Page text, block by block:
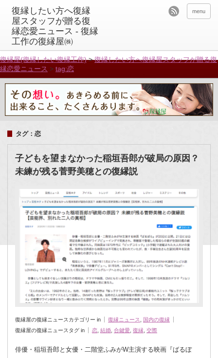
menu
復縁屋(復縁したい復縁工作)>復縁したい方へ復縁屋スタッフが贈る復
縁恋愛ニュース > tag:恋
タグ：恋
子どもを望まなかった稲垣吾郎が破局の原因？
未練が残る菅野美穂との復縁説
復縁屋の復縁ニュースカテゴリー in 復縁ニュース
国内の復縁
復縁屋の復縁ニュースタグ in
恋 結婚 合鍵愛 復縁 交際
俳優・稲垣吾郎と女優・二階堂ふみがW主演する映画『ばるぼ